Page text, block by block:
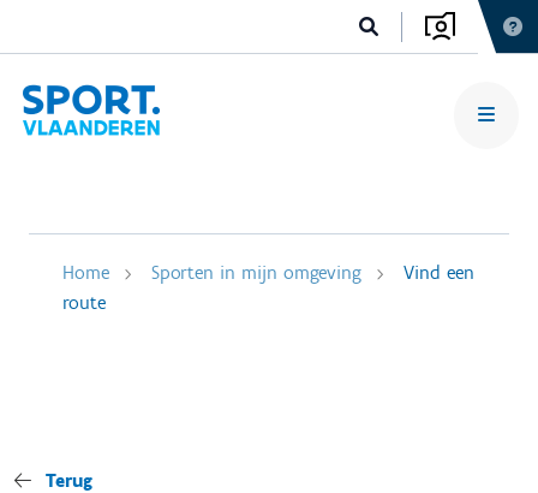
Home Sporten in mijn omgeving
Vind een
route
Terug